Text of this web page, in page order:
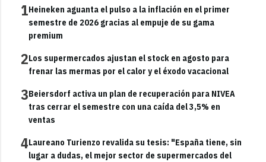
1Heineken aguanta el pulso a la inflación en el primer
semestre de 2026 gracias al empuje de su gama
premium
2Los supermercados ajustan el stock en agosto para
frenar las mermas por el calor y el éxodo vacacional
3Beiersdorf activa un plan de recuperación para NIVEA
tras cerrar el semestre con una caída del 3,5% en
ventas
4Laureano Turienzo revalida su tesis: "España tiene, sin
lugar a dudas, el mejor sector de supermercados del